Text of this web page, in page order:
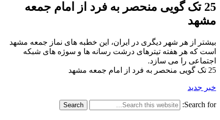
25 تک گویی منحصر به فرد از امام جمعه
مشهد
بیشتر از هر شهر دیگری در ایران، این خطبه های نماز جمعه مشهد
است که هر هفته تیترهای درشت رسانه ها و سوژه های شبکه
اجتماعی را می سازد.
25 تک گویی منحصر به فرد از امام جمعه مشهد
خبر جدید
Search for: